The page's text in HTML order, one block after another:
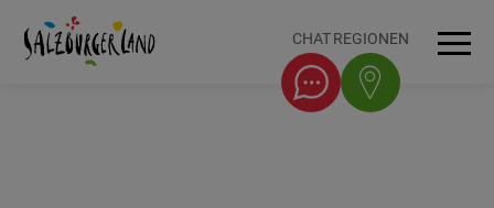
Zum InhaltAccesskey
[0]
Zur NavigationAccesskey
[1]
Zum Seitenanfang
Zum Fuß-BereichAccesskey
[3] CHAT REGIONEN